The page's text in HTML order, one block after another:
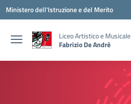
Vai ai contenuti
Vai al menu di navigazione
Vai al footer
Ministero dell'Istruzione e del Merito
Liceo Artistico e Musicale
Fabrizio De Andrè